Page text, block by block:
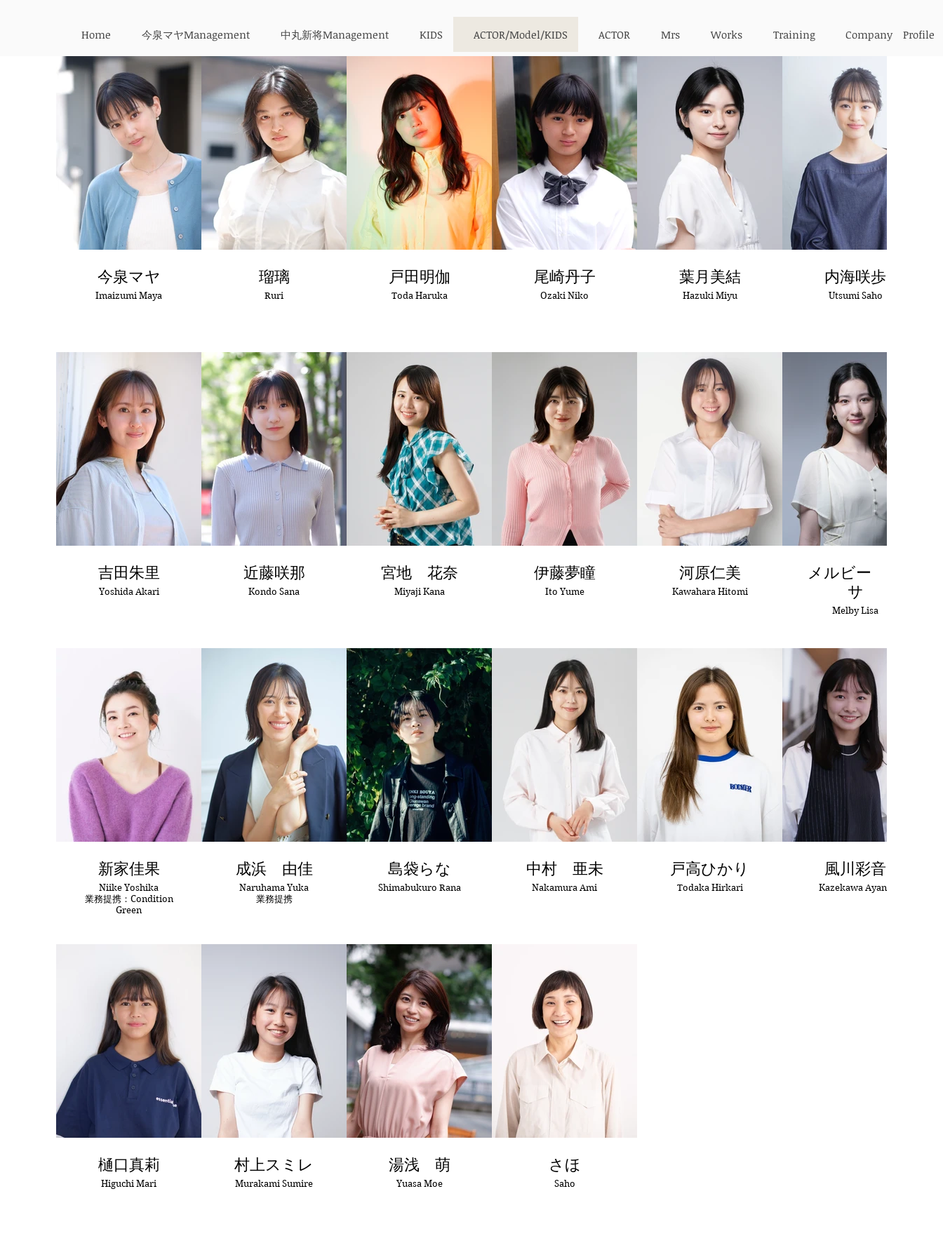
Home 今泉マヤManagement 中丸新将Management KIDS ACTOR/Model/KIDS ACTOR Mrs Works Training Company Profile
今泉マヤ
Imaizumi Maya
瑠璃
Ruri
戸田明伽
Toda Haruka
尾崎丹子
Ozaki Niko
葉月美結
Hazuki Miyu
内海咲歩
Utsumi Saho
吉田朱里
Yoshida Akari
近藤咲那
Kondo Sana
宮地 花奈
Miyaji Kana
伊藤夢瞳
Ito Yume
河原仁美
Kawahara Hitomi
メルビー リ
サ
Melby Lisa
新家佳果
Niike Yoshika
業務提携：Condition
Green
成浜 由佳
Naruhama Yuka
業務提携
島袋らな
Shimabukuro Rana
中村 亜未
Nakamura Ami
戸高ひかり
Todaka Hirkari
風川彩音
Kazekawa Ayane
樋口真莉
Higuchi Mari
村上スミレ
Murakami Sumire
湯浅 萌
Yuasa Moe
さほ
Saho